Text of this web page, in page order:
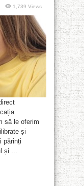
1,739 Views
să le oferim
și
părinți
și ...